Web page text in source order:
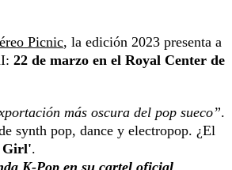
Picnic, la edición 2023 presenta a
22 de marzo en el Royal Center de
más oscura del pop sueco”.
synth pop, dance y electropop. ¿El
Girl'.